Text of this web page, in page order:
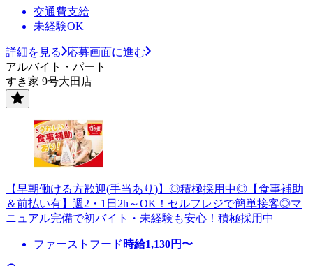
交通費支給
未経験OK
詳細を見る
応募画面に進む
アルバイト・パート
すき家 9号大田店
【早朝働ける方歓迎(手当あり)】◎積極採用中◎【食事補助
＆前払い有】週2・1日2h～OK！セルフレジで簡単接客◎マ
ニュアル完備で初バイト・未経験も安心！積極採用中
ファーストフード 時給1,130円〜